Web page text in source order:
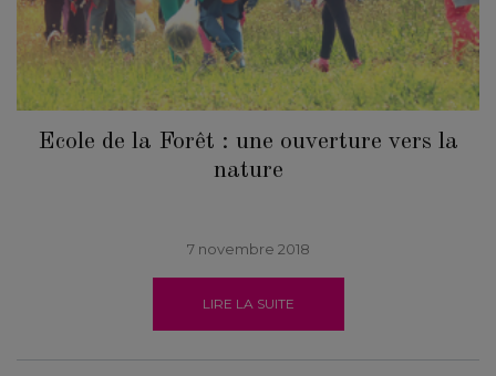
Ecole de la Forêt : une ouverture vers la
nature
7 novembre 2018
LIRE LA SUITE